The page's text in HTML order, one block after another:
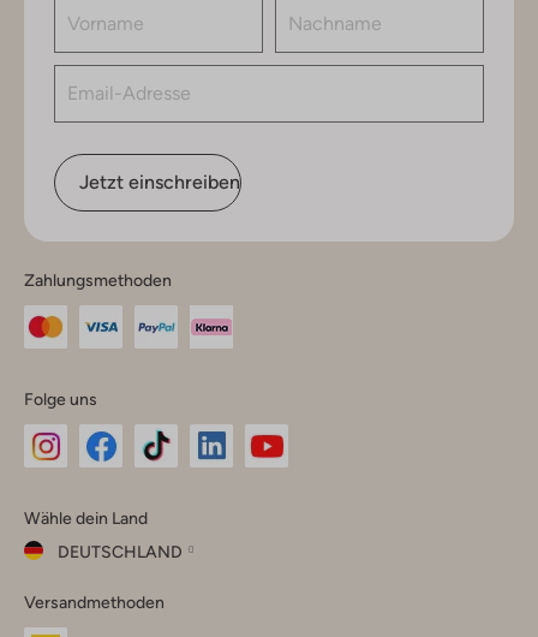
Jetzt einschreiben
Zahlungsmethoden
Folge uns
Instagram
Facebook
TikTok
Wähle dein Land
DEUTSCHLAND
dein
Land
Versandmethoden